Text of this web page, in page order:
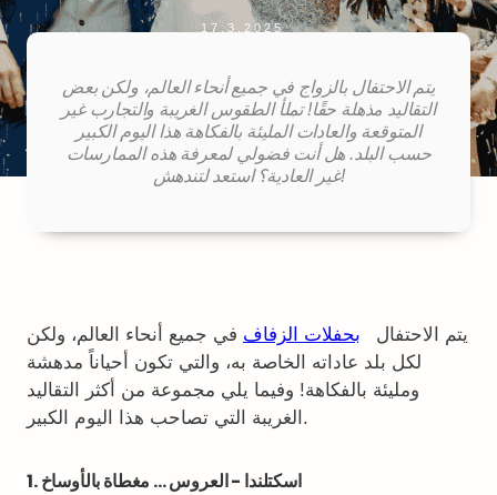
17.3.2025
يتم الاحتفال بالزواج في جميع أنحاء العالم، ولكن بعض
التقاليد مذهلة حقًا! تملأ الطقوس الغريبة والتجارب غير
المتوقعة والعادات المليئة بالفكاهة هذا اليوم الكبير
حسب البلد. هل أنت فضولي لمعرفة هذه الممارسات
غير العادية؟ استعد لتندهش!
يتم الاحتفال بحفلات الزفاف في جميع أنحاء العالم، ولكن
لكل بلد عاداته الخاصة به، والتي تكون أحياناً مدهشة
ومليئة بالفكاهة! وفيما يلي مجموعة من أكثر التقاليد
الغريبة التي تصاحب هذا اليوم الكبير.
1. اسكتلندا - العروس ... مغطاة بالأوساخ